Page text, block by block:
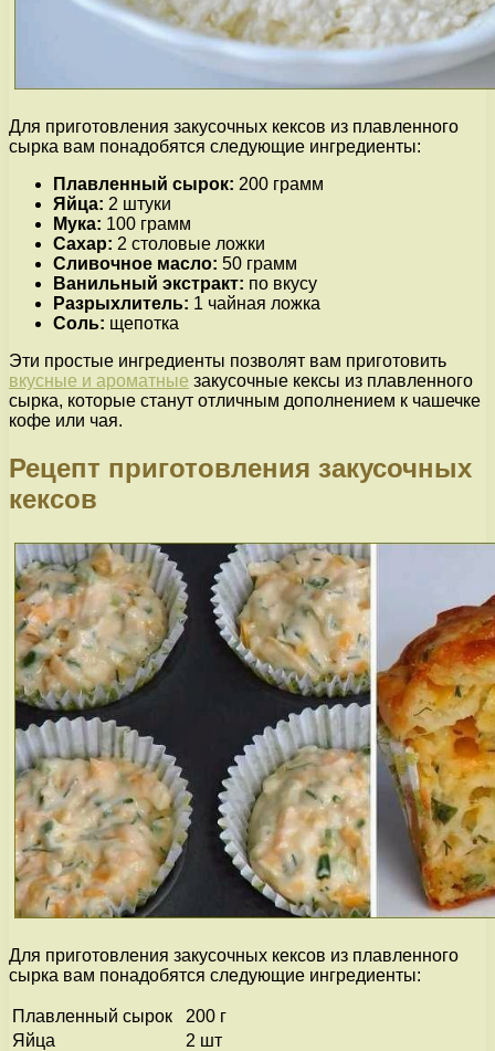
Для приготовления закусочных кексов из плавленного
сырка вам понадобятся следующие ингредиенты:
Плавленный сырок: 200 грамм
Яйца: 2 штуки
Мука: 100 грамм
Сахар: 2 столовые ложки
Сливочное масло: 50 грамм
Ванильный экстракт: по вкусу
Разрыхлитель: 1 чайная ложка
Соль: щепотка
Эти простые ингредиенты позволят вам приготовить
вкусные и ароматные закусочные кексы из плавленного
сырка, которые станут отличным дополнением к чашечке
кофе или чая.
Рецепт приготовления закусочных
кексов
Для приготовления закусочных кексов из плавленного
сырка вам понадобятся следующие ингредиенты:
Плавленный сырок
200 г
Яйца
2 шт